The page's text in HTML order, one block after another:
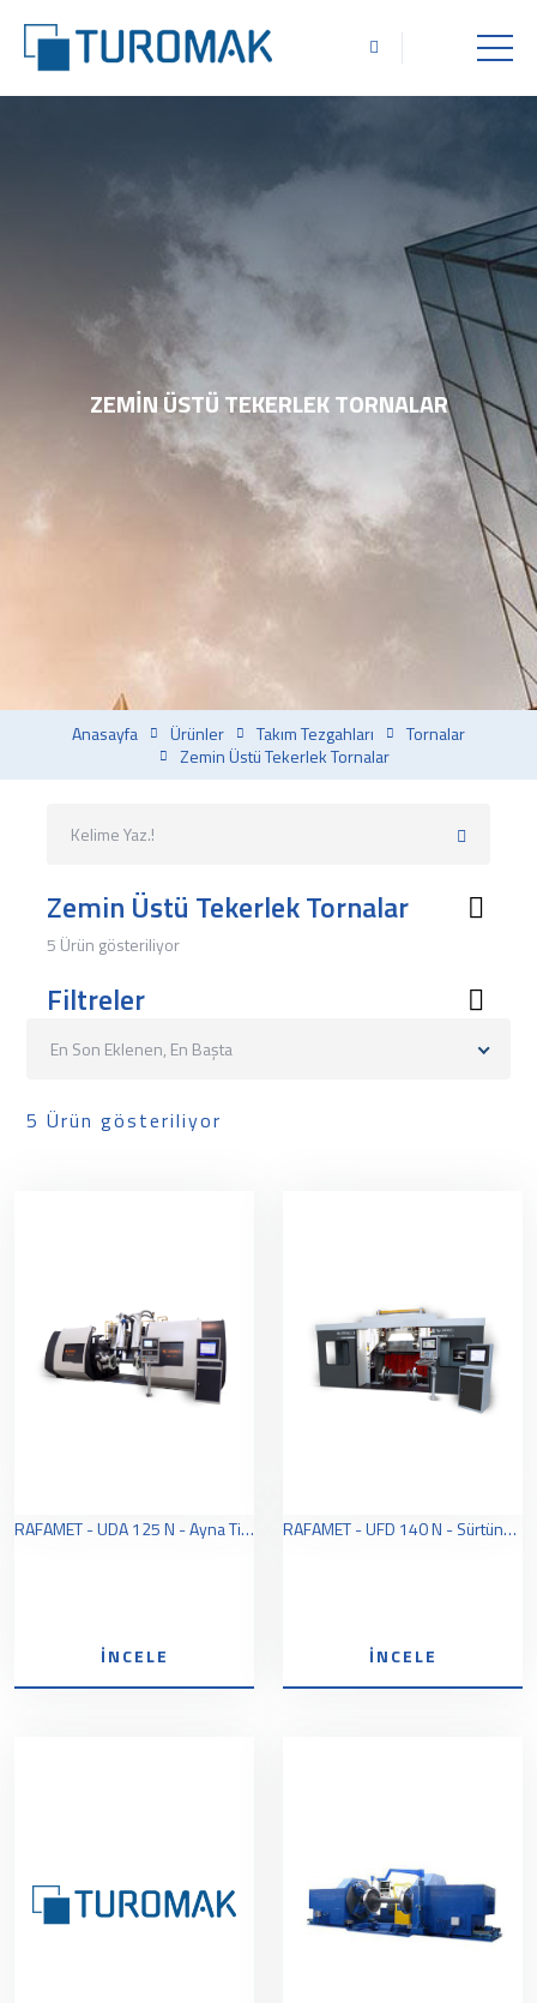
ZEMIN ÜSTÜ TEKERLEK TORNALAR
Anasayfa Ürünler Takım Tezgahları
Tornalar
Zemin Üstü Tekerlek Tornalar
Zemin Üstü Tekerlek Tornalar
5 Ürün gösteriliyor
Filtreler
En Son Eklenen, En Başta
5 Ürün gösteriliyor
RAFAMET - UDA 125 N - Ayna Tipi Portal Zemin Üstü Tekerlek Torna
İNCELE
RAFAMET - UFD 140 N - Sürtünme Sürücüsü Tipi Portal Zemin Üstü Tekerlek Torna
İNCELE